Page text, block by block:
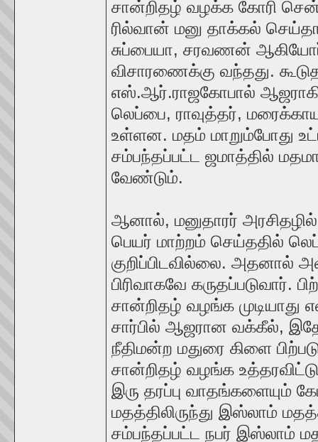
சான்றிதழ் வழக்க கோரி
ரில்வான் மனு தாக்கல்
சுப்பையா, சரவணன்
விசாரணைக்கு வந்தது.
எஸ்.ஆர்.ராஜகோபால்
லெப்பை, ராவுத்தர்,
உள்ளன. மதம் மாறும்போது
சம்பந்தப்பட்ட ஜமாத்தில்
வேண்டும்.
ஆனால், மனுதாரர்
பெயர் மாற்றம் செய்ததில்
குறிப்பிடவில்லை. அதனால்
பிரிவாகவே கருதப்படுவார்.
சான்றிதழ் வழங்க முடியாது
சார்பில் ஆஜரான வக்கீல்,
நீதிமன்ற மதுரை கிளை
சான்றிதழ் வழங்க
இரு தரப்பு வாதங்களையும்
மதத்திலிருந்து இஸ்லாம்
சம்பந்தப்பட்ட நபர் இஸ்லாம்